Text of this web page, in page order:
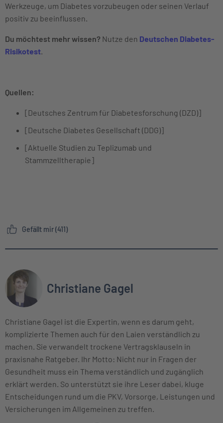
Werkzeuge, um Diabetes vorzubeugen oder seinen Verlauf
positiv zu beeinflussen.
Du möchtest mehr wissen? Nutze den Deutschen Diabetes-
Risikotest
Quellen:
[Deutsches Zentrum für Diabetesforschung (DZD)]
[Deutsche Diabetes Gesellschaft (DDG)]
[Aktuelle Studien zu Teplizumab und
Stammzelltherapie]
Gefällt mir (411)
Christiane Gagel
Christiane Gagel ist die Expertin, wenn es darum geht,
komplizierte Themen auch für den Laien verständlich zu
machen. Sie verwandelt trockene Vertragsklauseln in
praxisnahe Ratgeber. Ihr Motto: Nicht nur in Fragen der
Gesundheit muss ein Thema verständlich und zugänglich
erklärt werden. So unterstützt sie ihre Leser dabei, kluge
Entscheidungen rund um die PKV, Vorsorge, Leistungen und
Versicherungen im Allgemeinen zu treffen.